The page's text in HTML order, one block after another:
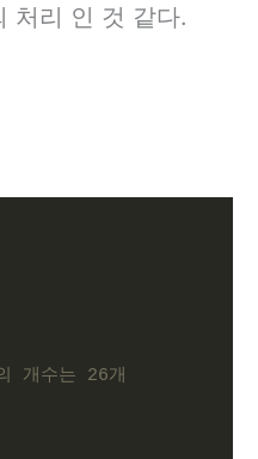
처리 인 것 같다.
개수는 26개